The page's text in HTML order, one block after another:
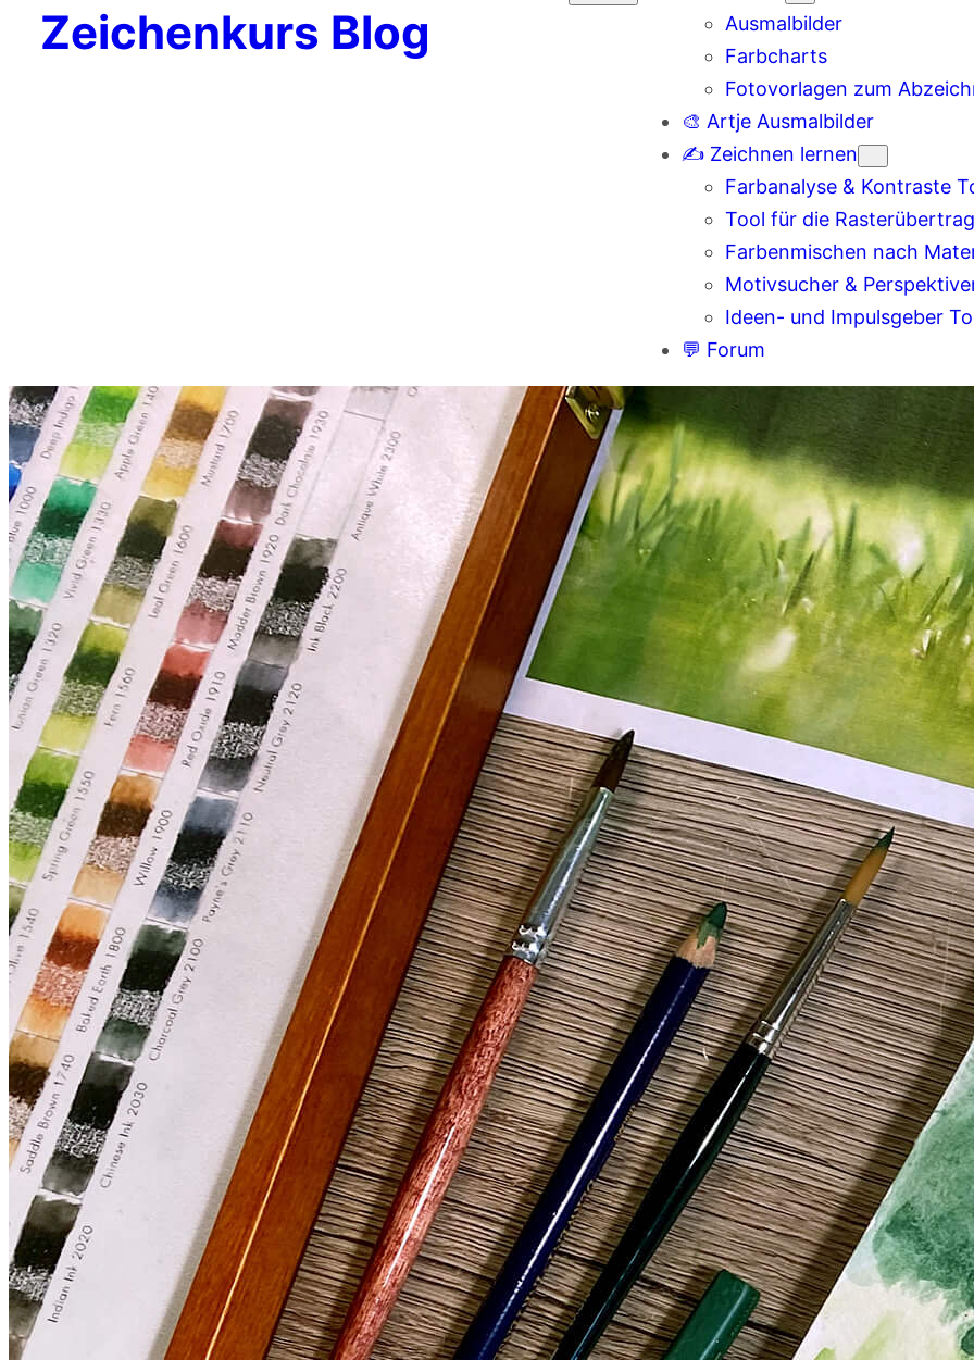
Zeichenkurs Blog
Ausmalbilder
Farbcharts
Fotovorlagen zum
🎨 Artje Ausmalbilder
✍️ Zeichnen lernen
Farbanalyse & Kontraste
Tool für die
Farbenmischen nach
Motivsucher &
Ideen- und Impulsgeber
💬 Forum